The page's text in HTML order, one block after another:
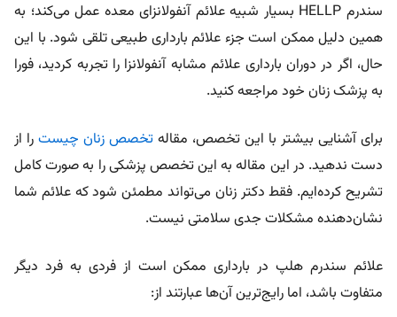
سندرم HELLP بسیار شبیه علائم آنفولانزای معده عمل می‌کند؛ به
همین دلیل ممکن است جزء علائم بارداری طبیعی تلقی شود. با این
حال، اگر در دوران بارداری علائم مشابه آنفولانزا را تجربه کردید، فورا
به پزشک زنان خود مراجعه کنید.
برای آشنایی بیشتر با این تخصص، مقاله تخصص زنان چیست را از
دست ندهید. در این مقاله به این تخصص پزشکی را به صورت کامل
تشریح کرده‌ایم. فقط دکتر زنان می‌تواند مطمئن شود که علائم شما
نشان‌دهنده مشکلات جدی سلامتی نیست.
علائم سندرم هلپ در بارداری ممکن است از فردی به فرد دیگر
متفاوت باشد، اما رایج‌ترین آن‌ها عبارتند از: